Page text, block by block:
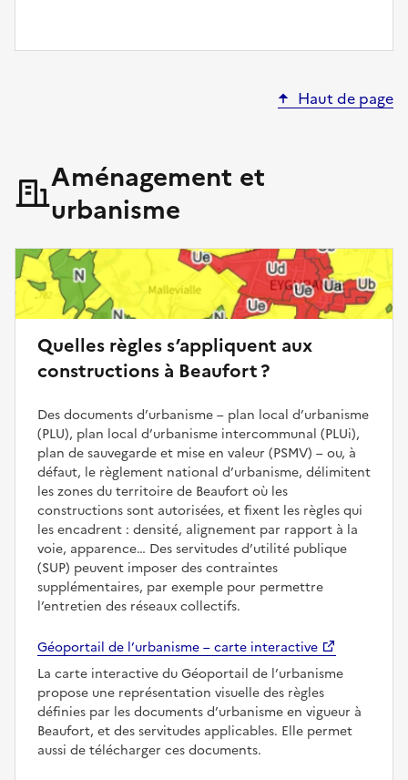
Haut de page
Aménagement et
urbanisme
Quelles règles s’appliquent aux
constructions à Beaufort ?
Des documents d’urbanisme – plan local d’urbanisme
(PLU), plan local d’urbanisme intercommunal (PLUi),
plan de sauvegarde et mise en valeur (PSMV) – ou, à
défaut, le règlement national d’urbanisme, délimitent
les zones du territoire de Beaufort où les
constructions sont autorisées, et fixent les règles qui
les encadrent : densité, alignement par rapport à la
voie, apparence… Des servitudes d’utilité publique
(SUP) peuvent imposer des contraintes
supplémentaires, par exemple pour permettre
l’entretien des réseaux collectifs.
Géoportail de l’urbanisme – carte interactive
La carte interactive du Géoportail de l’urbanisme
propose une représentation visuelle des règles
définies par les documents d’urbanisme en vigueur à
Beaufort, et des servitudes applicables. Elle permet
aussi de télécharger ces documents.